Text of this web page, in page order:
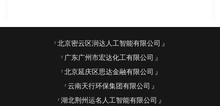
北京密云区润达人工智能有限公司
广东广州市宏达化工有限公司
北京延庆区思达金融有限公司
云南天行环保集团有限公司
湖北荆州运名人工智能有限公司